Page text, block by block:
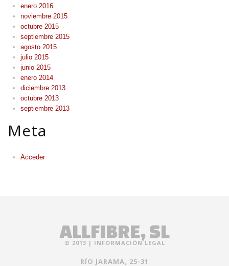
enero 2016
noviembre 2015
octubre 2015
septiembre 2015
agosto 2015
julio 2015
junio 2015
enero 2014
diciembre 2013
octubre 2013
septiembre 2013
Meta
Acceder
ALLFIBRE, SL
© 2013 | INFORMACIÓN LEGAL
RÍO JARAMA, 25-31